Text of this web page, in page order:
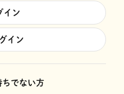
イン
イン
ちでない方